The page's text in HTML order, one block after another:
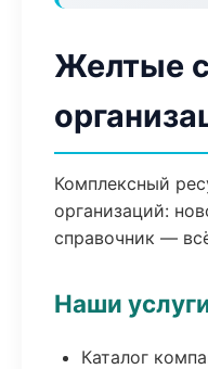
Желтые
Комплексный
организаций:
справочник —
Наши
Каталог